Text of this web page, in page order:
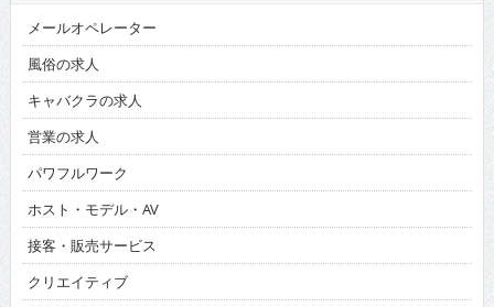
メールオペレーター
風俗の求人
キャバクラの求人
営業の求人
パワフルワーク
ホスト・モデル・AV
接客・販売サービス
クリエイティブ